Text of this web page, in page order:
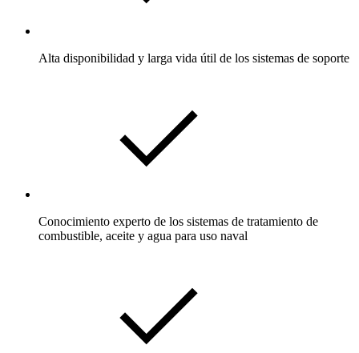
Alta disponibilidad y larga vida útil de los sistemas de soporte
Conocimiento experto de los sistemas de tratamiento de
combustible, aceite y agua para uso naval